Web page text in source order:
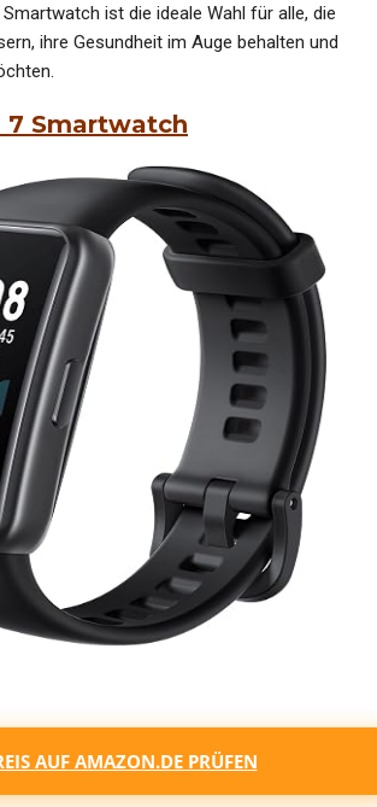
Smartwatch ist die ideale Wahl für alle, die
ihre Gesundheit im Auge behalten und
7 Smartwatch
AUF AMAZON.DE PRÜFEN